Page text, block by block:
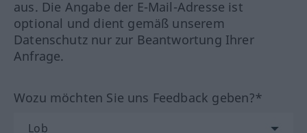
aus. Die Angabe der E-Mail-Adresse ist
optional und dient gemäß unserem
Datenschutz nur zur Beantwortung Ihrer
Anfrage.
Wozu möchten Sie uns Feedback geben?*